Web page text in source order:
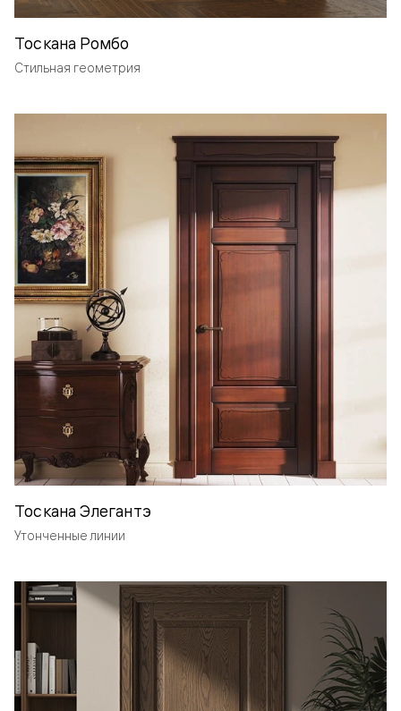
Тоскана Ромбо
Стильная геометрия
Тоскана Элегантэ
Утонченные линии